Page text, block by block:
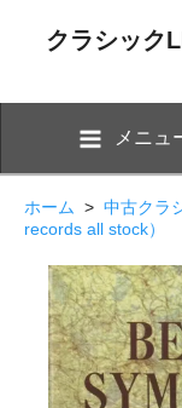
クラシック
メニュ
ホーム > 中古クラ
records all stock）